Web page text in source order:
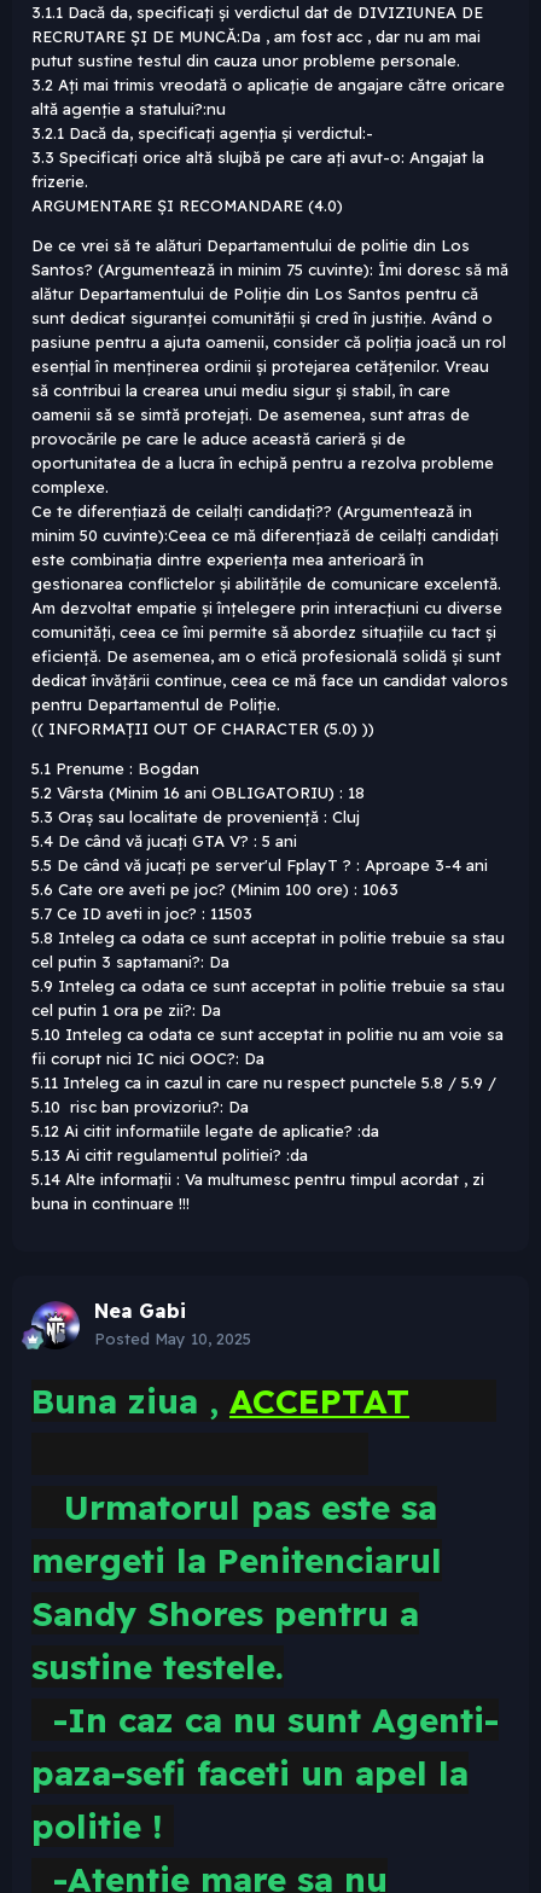
3.1.1 Dacă da, specificați și verdictul dat de DIVIZIUNEA DE
RECRUTARE ȘI DE MUNCĂ:Da , am fost acc , dar nu am mai
putut sustine testul din cauza unor probleme personale.
3.2 Ați mai trimis vreodată o aplicație de angajare către oricare
altă agenție a statului?:nu
3.2.1 Dacă da, specificați agenția și verdictul:-
3.3 Specificați orice altă slujbă pe care ați avut-o: Angajat la
frizerie.
ARGUMENTARE ȘI RECOMANDARE (4.0)
De ce vrei să te alături Departamentului de politie din Los
Santos? (Argumentează in minim 75 cuvinte): Îmi doresc să mă
alătur Departamentului de Poliție din Los Santos pentru că
sunt dedicat siguranței comunității și cred în justiție. Având o
pasiune pentru a ajuta oamenii, consider că poliția joacă un rol
esențial în menținerea ordinii și protejarea cetățenilor. Vreau
să contribui la crearea unui mediu sigur și stabil, în care
oamenii să se simtă protejați. De asemenea, sunt atras de
provocările pe care le aduce această carieră și de
oportunitatea de a lucra în echipă pentru a rezolva probleme
complexe.
Ce te diferențiază de ceilalți candidați?? (Argumentează in
minim 50 cuvinte):Ceea ce mă diferențiază de ceilalți candidați
este combinația dintre experiența mea anterioară în
gestionarea conflictelor și abilitățile de comunicare excelentă.
Am dezvoltat empatie și înțelegere prin interacțiuni cu diverse
comunități, ceea ce îmi permite să abordez situațiile cu tact și
eficiență. De asemenea, am o etică profesională solidă și sunt
dedicat învățării continue, ceea ce mă face un candidat valoros
pentru Departamentul de Poliție.
(( INFORMAȚII OUT OF CHARACTER (5.0) ))
5.1 Prenume : Bogdan
5.2 Vârsta (Minim 16 ani OBLIGATORIU) : 18
5.3 Oraș sau localitate de proveniență : Cluj
5.4 De când vă jucați GTA V? : 5 ani
5.5 De când vă jucați pe server'ul FplayT ? : Aproape 3-4 ani
5.6 Cate ore aveti pe joc? (Minim 100 ore) : 1063
5.7 Ce ID aveti in joc? : 11503
5.8 Inteleg ca odata ce sunt acceptat in politie trebuie sa stau
cel putin 3 saptamani?: Da
5.9 Inteleg ca odata ce sunt acceptat in politie trebuie sa stau
cel putin 1 ora pe zii?: Da
5.10 Inteleg ca odata ce sunt acceptat in politie nu am voie sa
fii corupt nici IC nici OOC?: Da
5.11 Inteleg ca in cazul in care nu respect punctele 5.8 / 5.9 /
5.10 risc ban provizoriu?: Da
5.12 Ai citit informatiile legate de aplicatie? :da
5.13 Ai citit regulamentul politiei? :da
5.14 Alte informații : Va multumesc pentru timpul acordat , zi
buna in continuare !!!
Nea Gabi
Posted May 10, 2025
Buna ziua , ACCEPTAT
Urmatorul pas este sa
mergeti la Penitenciarul
Sandy Shores pentru a
sustine testele.
-In caz ca nu sunt Agenti-
paza-sefi faceti un apel la
politie !
-Atentie mare sa nu